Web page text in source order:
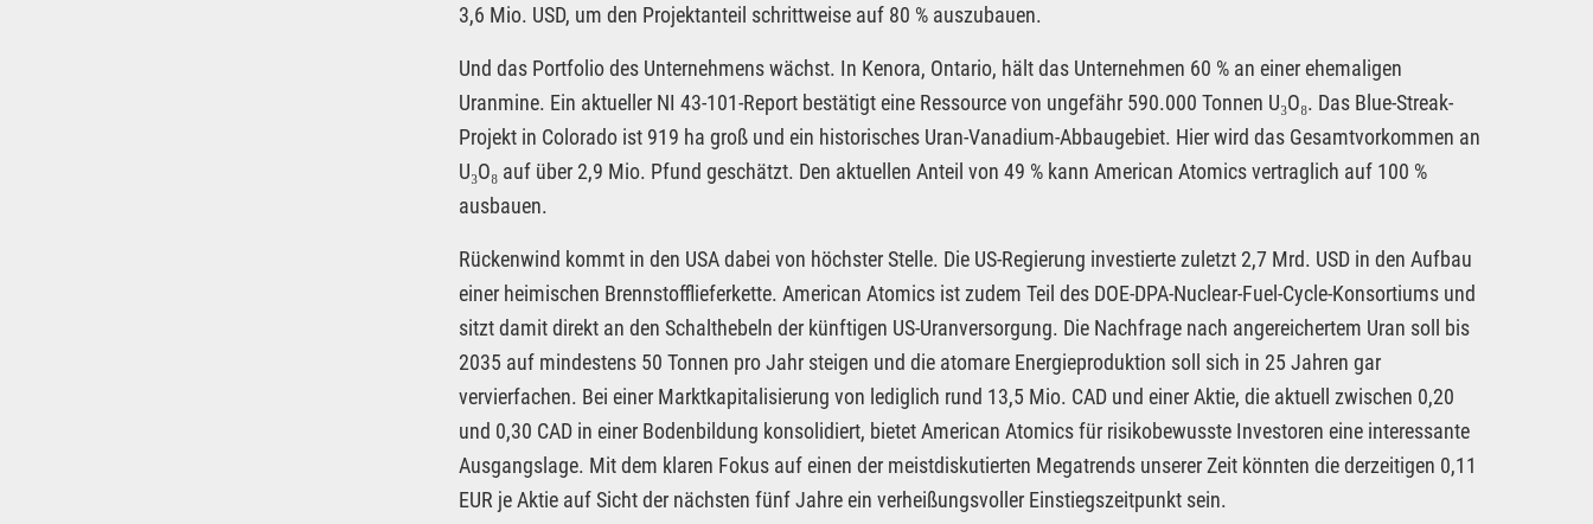
3,6 Mio. USD, um den Projektanteil schrittweise auf 80 % auszubauen.
Und das Portfolio des Unternehmens wächst. In Kenora, Ontario, hält das Unternehmen 60 % an einer ehemaligen
Uranmine. Ein aktueller NI 43-101-Report bestätigt eine Ressource von ungefähr 590.000 Tonnen U₃O₈. Das Blue-Streak-
Projekt in Colorado ist 919 ha groß und ein historisches Uran-Vanadium-Abbaugebiet. Hier wird das Gesamtvorkommen an
U₃O₈ auf über 2,9 Mio. Pfund geschätzt. Den aktuellen Anteil von 49 % kann American Atomics vertraglich auf 100 %
ausbauen.
Rückenwind kommt in den USA dabei von höchster Stelle. Die US-Regierung investierte zuletzt 2,7 Mrd. USD in den Aufbau
einer heimischen Brennstofflieferkette. American Atomics ist zudem Teil des DOE-DPA-Nuclear-Fuel-Cycle-Konsortiums und
sitzt damit direkt an den Schalthebeln der künftigen US-Uranversorgung. Die Nachfrage nach angereichertem Uran soll bis
2035 auf mindestens 50 Tonnen pro Jahr steigen und die atomare Energieproduktion soll sich in 25 Jahren gar
vervierfachen. Bei einer Marktkapitalisierung von lediglich rund 13,5 Mio. CAD und einer Aktie, die aktuell zwischen 0,20
und 0,30 CAD in einer Bodenbildung konsolidiert, bietet American Atomics für risikobewusste Investoren eine interessante
Ausgangslage. Mit dem klaren Fokus auf einen der meistdiskutierten Megatrends unserer Zeit könnten die derzeitigen 0,11
EUR je Aktie auf Sicht der nächsten fünf Jahre ein verheißungsvoller Einstiegszeitpunkt sein.